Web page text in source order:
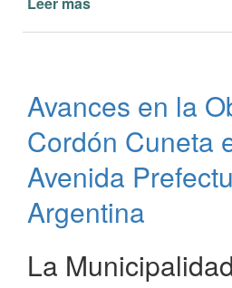
Espacios
Públicos
en
Paso
de
Patria
Avances en la
Cordón Cuneta
Avenida
Argentina
La